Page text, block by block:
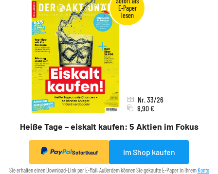
Heiße Tage – eiskalt kaufen: 5 Aktien im Fokus
Nr. 33/26
8,90 €
Sofortkauf Im Shop kaufen
Sie erhalten einen Download-Link per E-Mail. Außerdem können Sie gekaufte E-Paper in Ihrem Konto